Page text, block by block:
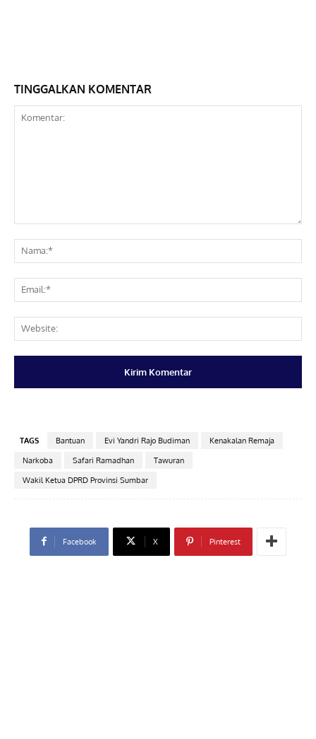
TINGGALKAN KOMENTAR
TAGS Bantuan Evi Yandri Rajo Budiman
Kenakalan Remaja
Narkoba
Safari Ramadhan
Tawuran
Wakil Ketua DPRD Provinsi Sumbar
Facebook X Pinterest